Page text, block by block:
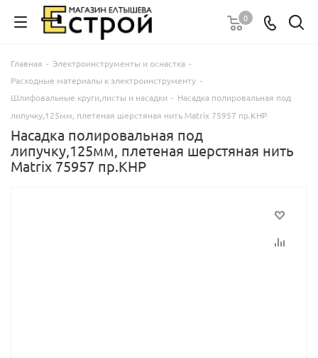
0
Главная - Электроинструменты и оснастка -
Расходные материалы к электроинструменту -
Шлифовальные круги,листы и насадки - Насадка полировальная под
липучку,125мм, плетеная шерстяная нить Matrix 75957 пр.КНР
Насадка полировальная под
липучку,125мм, плетеная шерстяная нить
Matrix 75957 пр.КНР